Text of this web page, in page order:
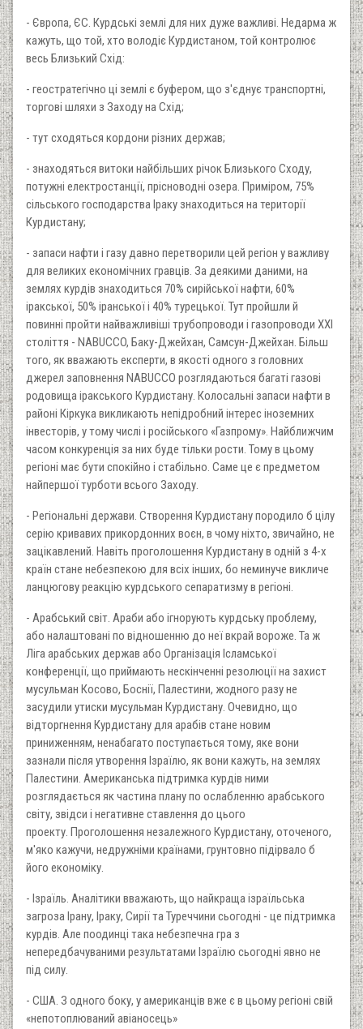
- Європа, ЄС. Курдські землі для них дуже важливі. Недарма ж
кажуть, що той, хто володіє Курдистаном, той контролює
весь Близький Схід:
- геостратегічно ці землі є буфером, що з'єднує транспортні,
торгові шляхи з Заходу на Схід;
- тут сходяться кордони різних держав;
- знаходяться витоки найбільших річок Близького Сходу,
потужні електростанції, прісноводні озера. Приміром, 75%
сільського господарства Іраку знаходиться на території
Курдистану;
- запаси нафти і газу давно перетворили цей регіон у важливу
для великих економічних гравців. За деякими даними, на
землях курдів знаходиться 70% сирійської нафти, 60%
іракської, 50% іранської і 40% турецької. Тут пройшли й
повинні пройти найважливіші трубопроводи і газопроводи ХХI
століття - NABUCCO, Баку-Джейхан, Самсун-Джейхан. Більш
того, як вважають експерти, в якості одного з головних
джерел заповнення NABUCCO розглядаються багаті газові
родовища іракського Курдистану. Колосальні запаси нафти в
районі Кіркука викликають непідробний інтерес іноземних
інвесторів, у тому числі і російського «Газпрому». Найближчим
часом конкуренція за них буде тільки рости. Тому в цьому
регіоні має бути спокійно і стабільно. Саме це є предметом
найпершої турботи всього Заходу.
- Регіональні держави. Створення Курдистану породило б цілу
серію кривавих прикордонних воєн, в чому ніхто, звичайно, не
зацікавлений. Навіть проголошення Курдистану в одній з 4-х
країн стане небезпекою для всіх інших, бо неминуче викличе
ланцюгову реакцію курдського сепаратизму в регіоні.
- Арабський світ. Араби або ігнорують курдську проблему,
або налаштовані по відношенню до неї вкрай вороже. Та ж
Ліга арабських держав або Організація Ісламської
конференції, що приймають нескінченні резолюції на захист
мусульман Косово, Боснії, Палестини, жодного разу не
засудили утиски мусульман Курдистану. Очевидно, що
відторгнення Курдистану для арабів стане новим
приниженням, ненабагато поступається тому, яке вони
зазнали після утворення Ізраїлю, як вони кажуть, на землях
Палестини. Американська підтримка курдів ними
розглядається як частина плану по ослабленню арабського
світу, звідси і негативне ставлення до цього
проекту. Проголошення незалежного Курдистану, оточеного,
м'яко кажучи, недружніми країнами, грунтовно підірвало б
його економіку.
- Ізраїль. Аналітики вважають, що найкраща ізраїльська
загроза Ірану, Іраку, Сирії та Туреччини сьогодні - це підтримка
курдів. Але поодинці така небезпечна гра з
непередбачуваними результатами Ізраїлю сьогодні явно не
під силу.
- США. З одного боку, у американців вже є в цьому регіоні свій
«непотоплюваний авіаносець»